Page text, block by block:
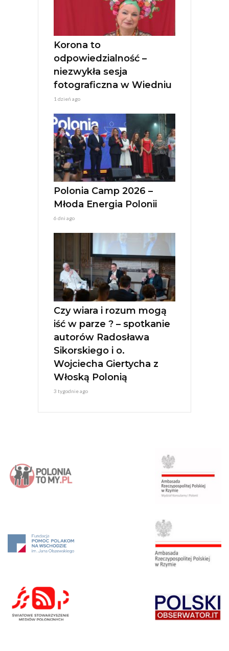
Korona to
odpowiedzialność –
niezwykła sesja
fotograficzna w Wiedniu
1 dzień ago
Polonia Camp 2026 –
Młoda Energia Polonii
6 dni ago
Czy wiara i rozum mogą
iść w parze ? – spotkanie
autorów Radosława
Sikorskiego i o.
Wojciecha Giertycha z
Włoską Polonią
3 tygodnie ago